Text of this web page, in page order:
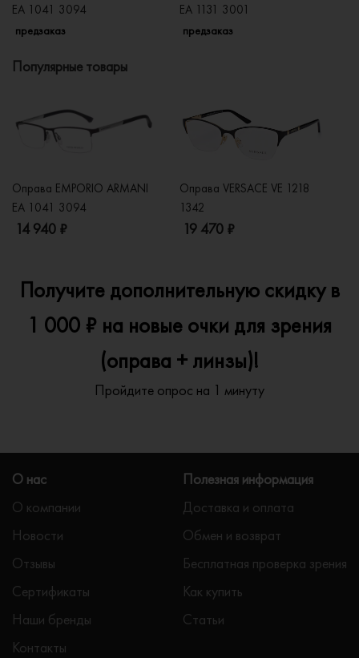
EA 1041 3094
предзаказ
EA 1131 3001
предзаказ
Популярные товары
Оправа EMPORIO ARMANI
EA 1041 3094
14 940 ₽
Оправа VERSACE VE 1218
1342
19 470 ₽
Получите дополнительную скидку в
1 000 ₽ на новые очки для зрения
(оправа + линзы)!
Пройдите опрос на 1 минуту
О нас
О компании
Новости
Отзывы
Сертификаты
Наши бренды
Контакты
Полезная информация
Доставка и оплата
Обмен и возврат
Бесплатная проверка зрения
Как купить
Статьи